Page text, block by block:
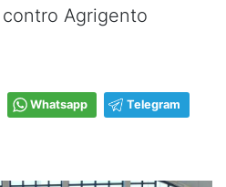
Agrigento
Whatsapp Telegram